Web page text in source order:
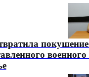
военного